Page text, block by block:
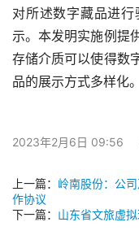
对所述数字藏品进
示。本发明实施例提
存储介质可以使得数
品的展示方式多样化。
2023年2月6日 09:56
上一篇： 岭南股份：公
作协议
下一篇： 山东省文旅虚